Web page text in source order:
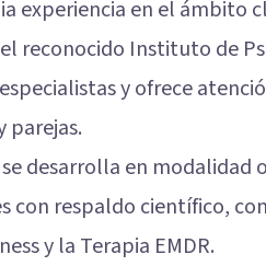
experiencia en el ámbito
reconocido Instituto de
y ofrece
parejas.
desarrolla en modalidad
con respaldo científico,
y la Terapia EMDR.